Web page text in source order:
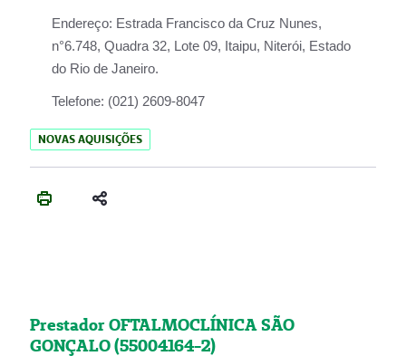
Endereço: Estrada Francisco da Cruz Nunes,
n°6.748, Quadra 32, Lote 09, Itaipu, Niterói, Estado
do Rio de Janeiro.
Telefone: (021) 2609-8047
NOVAS AQUISIÇÕES
Prestador OFTALMOCLÍNICA SÃO
GONÇALO (55004164-2)